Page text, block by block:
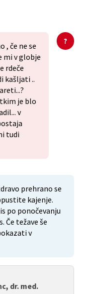
, če ne se
mi v globje
rdeče
kašljati ..
je blo
v
tudi
prehrano se
kajenje.
po ponočevanju
Če težave še
v
dr. med.